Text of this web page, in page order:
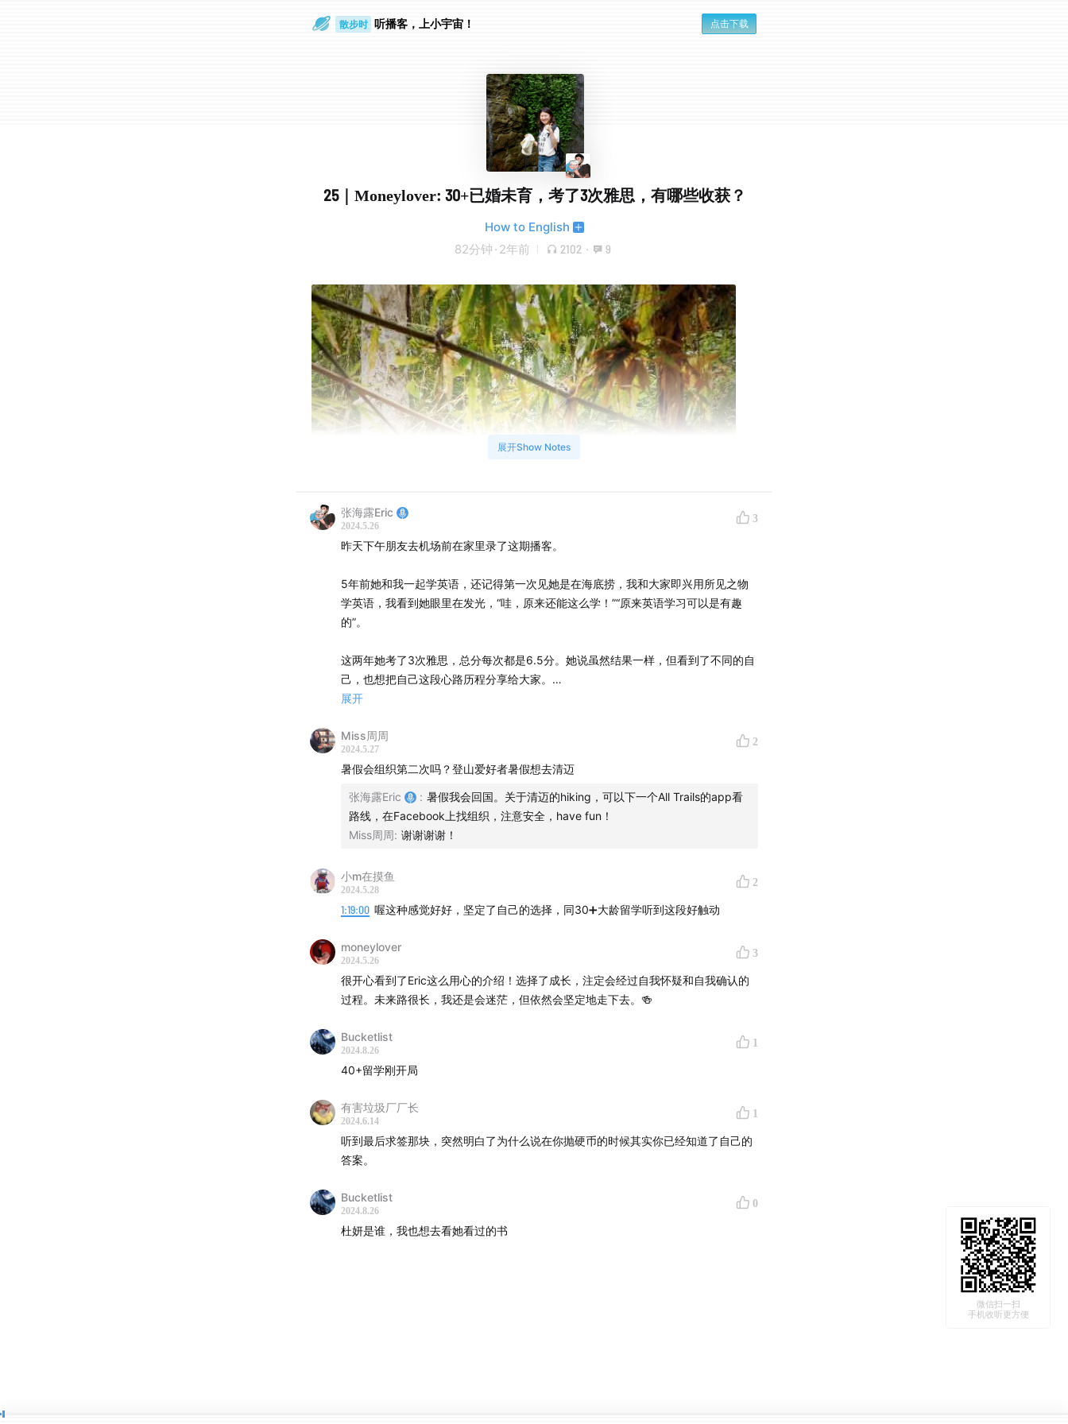
散步时 听播客，上小宇宙！ 点击下载
25｜Moneylover: 30+已婚未育，考了3次雅思，有哪些收获？
How to English
82分钟 · 2年前 2102 · 9
👩【聊天的人】
本期嘉宾@Moneylover。34 岁已婚未育，北京国企工作 8 年，即将赴英读心
🎤【主播】
要》作者。
🕙【Timestamps】
00:02:09 :清迈之旅，第一次hiking&camping体验
00:13:34:通过3次雅思考试，我更了解自己
展开Show Notes
张海露Eric
2024.5.26
3
昨天下午朋友去机场前在家里录了这期播客。
5年前她和我一起学英语，还记得第一次见她是在海底捞，我和大家即兴用所见之物
学英语，我看到她眼里在发光，“哇，原来还能这么学！”“原来英语学习可以是有趣
的”。
这两年她考了3次雅思，总分每次都是6.5分。她说虽然结果一样，但看到了不同的自
己，也想把自己这段心路历程分享给大家。
就要去英国读书了。身边有很多声音和质疑，她也有许多自我怀疑和焦虑，没有人知
道未来如何，那就先走一步是一步吧。她说很幸运自己在亲密关系里得以成长，老公
会和她一起出国，至于能不能找个工作，负担留学的费用，那就再说吧。那么多人都
可以出去、活下来、活得精彩，我们也可以呀。
她最后问我，虽然这两年一直报名我的社群，但并没有跟着认真学习，我怎么想？
我说绝大多数人都不会“跟着认真学习”，我的社群只是一种学习方式。更重要的是你
做了这个选择，选择和我一起成长。我知道你在这里，你知道我也在这里，不需要经
常联系，但你知道我们一直都在，都在努力的活着，在选择成长，这就足够了。比我
投票。
展开
Miss周周
2024.5.27
2
暑假会组织第二次吗？登山爱好者暑假想去清迈
张海露Eric : 暑假我会回国。关于清迈的hiking，可以下一个All Trails的app看
路线，在Facebook上找组织，注意安全，have fun！
Miss周周: 谢谢谢谢！
小m在摸鱼
2024.5.28
2
1:19:00 喔这种感觉好好，坚定了自己的选择，同30➕大龄留学听到这段好触动
moneylover
2024.5.26
3
很开心看到了Eric这么用心的介绍！选择了成长，注定会经过自我怀疑和自我确认的
过程。未来路很长，我还是会迷茫，但依然会坚定地走下去。🍻
Bucketlist
2024.8.26
1
40+留学刚开局
有害垃圾厂厂长
2024.6.14
1
听到最后求签那块，突然明白了为什么说在你抛硬币的时候其实你已经知道了自己的
答案。
Bucketlist
2024.8.26
0
杜妍是谁，我也想去看她看过的书
微信扫一扫
手机收听更方便